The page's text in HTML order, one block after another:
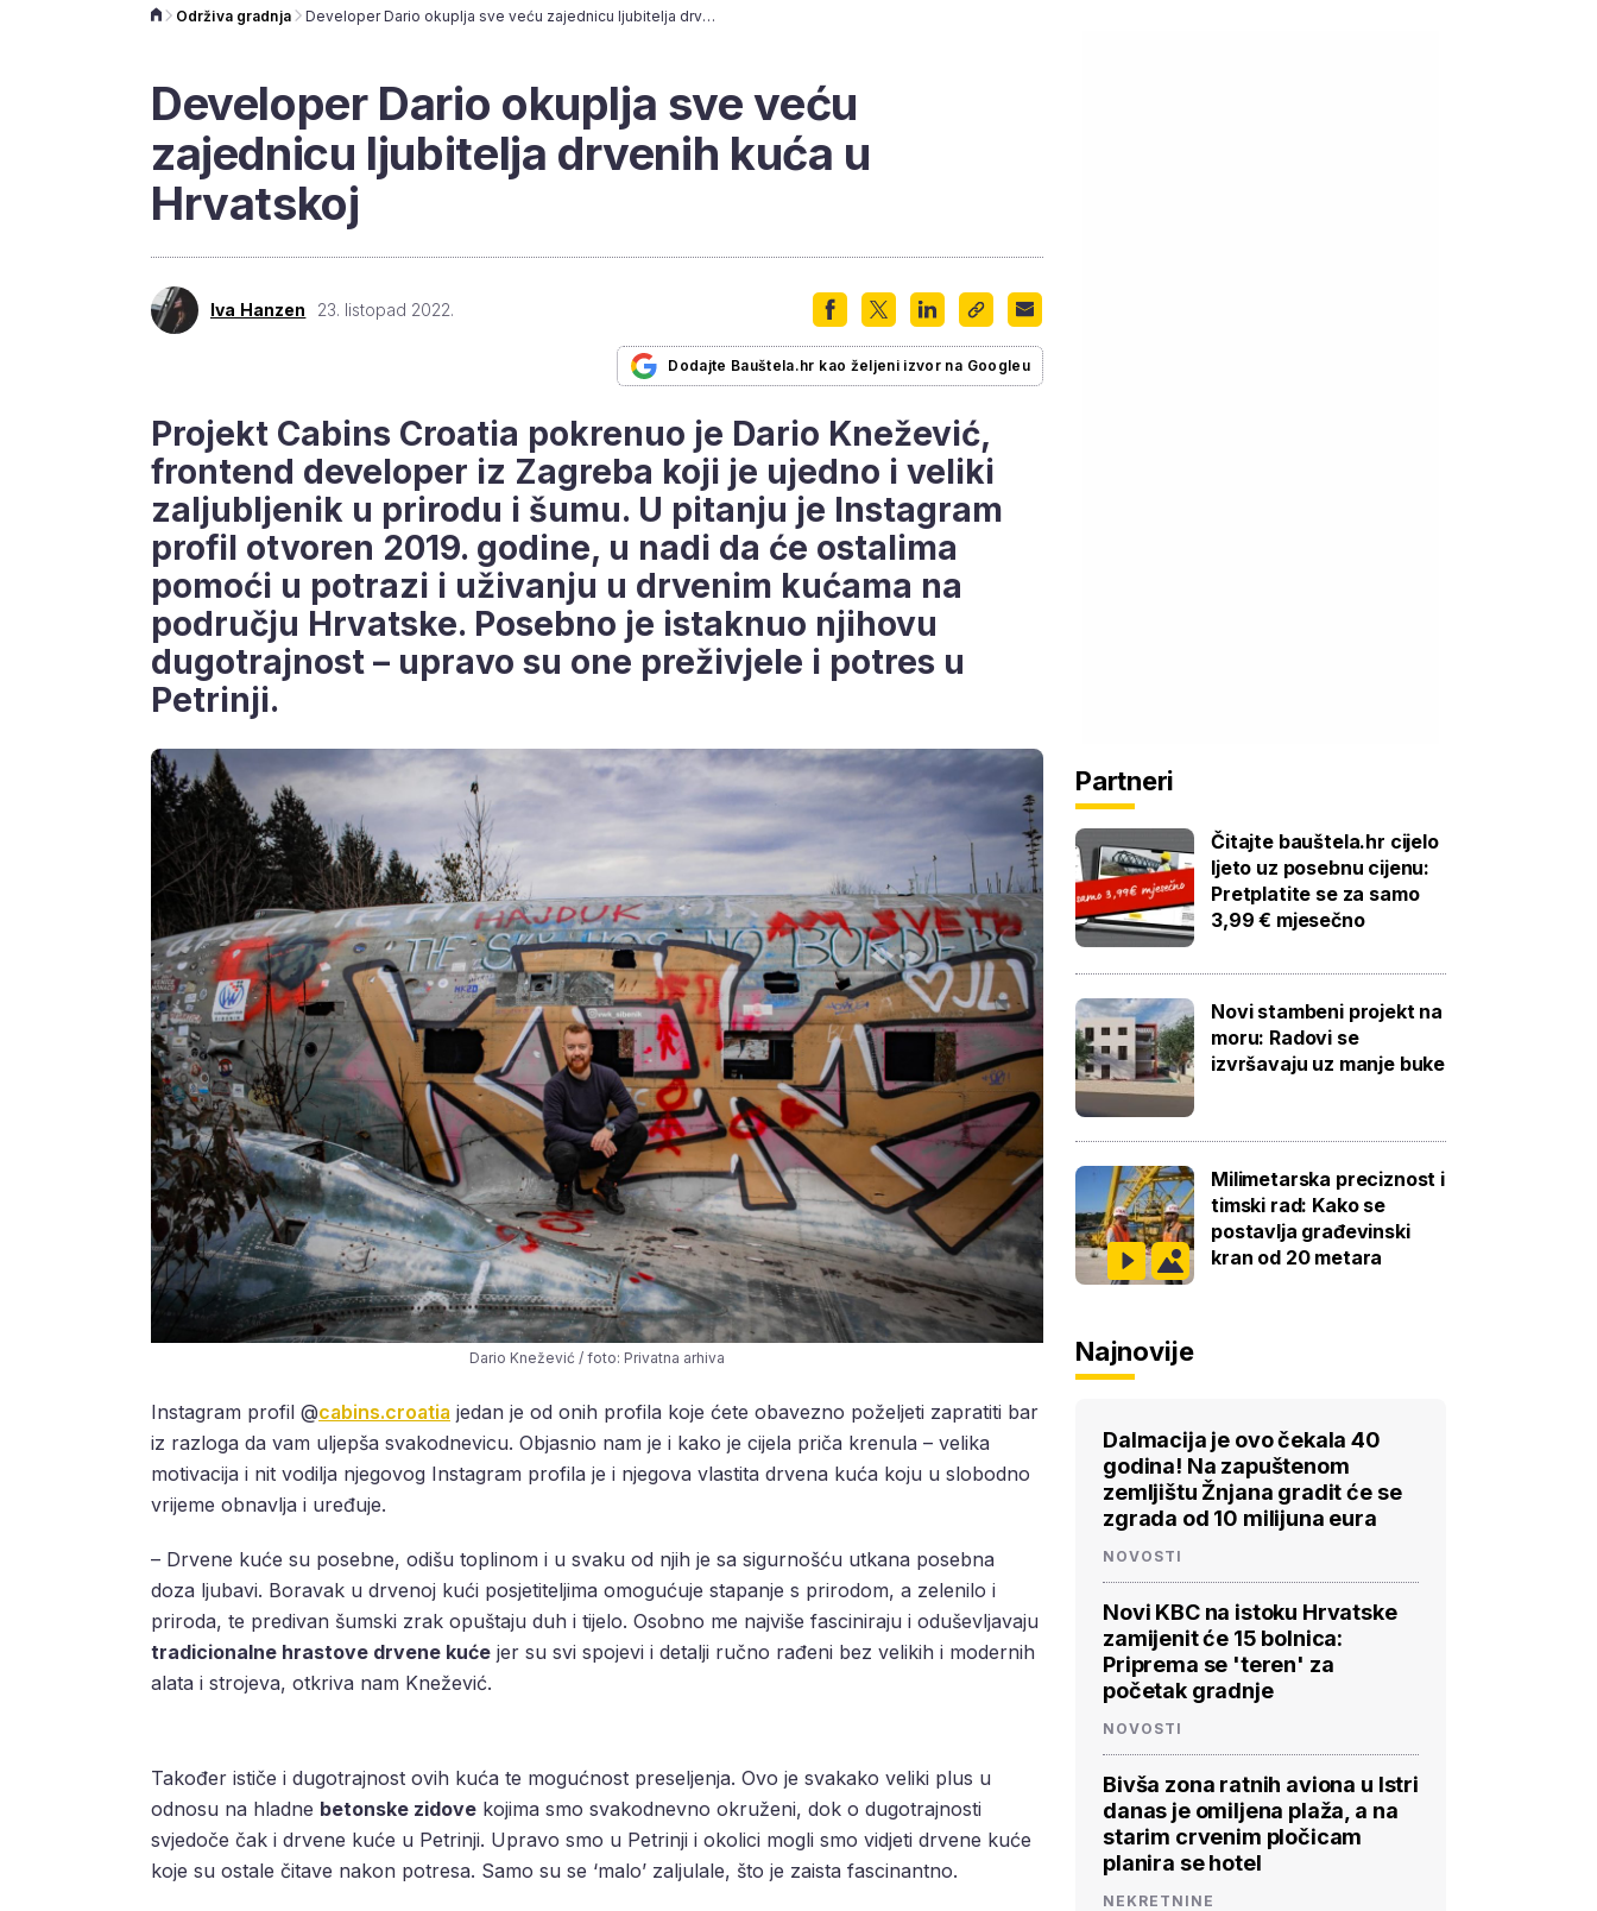
Održiva gradnja Developer Dario okuplja sve veću zajednicu ljubitelja drvenih kuća u Hrvatskoj
Developer Dario okuplja sve veću
zajednicu ljubitelja drvenih kuća u
Hrvatskoj
Iva Hanzen 23. listopad 2022.
Dodajte Bauštela.hr kao željeni izvor na Googleu
Projekt Cabins Croatia pokrenuo je Dario Knežević,
frontend developer iz Zagreba koji je ujedno i veliki
zaljubljenik u prirodu i šumu. U pitanju je Instagram
profil otvoren 2019. godine, u nadi da će ostalima
pomoći u potrazi i uživanju u drvenim kućama na
području Hrvatske. Posebno je istaknuo njihovu
dugotrajnost – upravo su one preživjele i potres u
Petrinji.
Dario Knežević / foto: Privatna arhiva
Instagram profil @cabins.croatia jedan je od onih profila koje ćete obavezno poželjeti zapratiti bar
iz razloga da vam uljepša svakodnevicu. Objasnio nam je i kako je cijela priča krenula – velika
motivacija i nit vodilja njegovog Instagram profila je i njegova vlastita drvena kuća koju u slobodno
vrijeme obnavlja i uređuje.
– Drvene kuće su posebne, odišu toplinom i u svaku od njih je sa sigurnošću utkana posebna
doza ljubavi. Boravak u drvenoj kući posjetiteljima omogućuje stapanje s prirodom, a zelenilo i
priroda, te predivan šumski zrak opuštaju duh i tijelo. Osobno me najviše fasciniraju i oduševljavaju
tradicionalne hrastove drvene kuće jer su svi spojevi i detalji ručno rađeni bez velikih i modernih
alata i strojeva, otkriva nam Knežević.
Također ističe i dugotrajnost ovih kuća te mogućnost preseljenja. Ovo je svakako veliki plus u
odnosu na hladne betonske zidove kojima smo svakodnevno okruženi, dok o dugotrajnosti
svjedoče čak i drvene kuće u Petrinji. Upravo smo u Petrinji i okolici mogli smo vidjeti drvene kuće
koje su ostale čitave nakon potresa. Samo su se ‘malo’ zaljulale, što je zaista fascinantno.
Partneri
Čitajte bauštela.hr cijelo
ljeto uz posebnu cijenu:
Pretplatite se za samo
3,99 € mjesečno
Novi stambeni projekt na
moru: Radovi se
izvršavaju uz manje buke
Milimetarska preciznost i
timski rad: Kako se
postavlja građevinski
kran od 20 metara
Najnovije
Dalmacija je ovo čekala 40
godina! Na zapuštenom
zemljištu Žnjana gradit će se
zgrada od 10 milijuna eura
NOVOSTI
Novi KBC na istoku Hrvatske
zamijenit će 15 bolnica:
Priprema se 'teren' za
početak gradnje
NOVOSTI
Bivša zona ratnih aviona u Istri
danas je omiljena plaža, a na
starim crvenim pločicam
planira se hotel
NEKRETNINE